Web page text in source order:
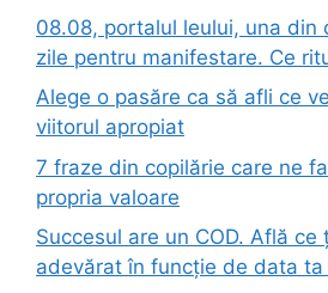
08.08, portalul leului, una din
zile pentru manifestare. Ce
Alege o pasăre ca să afli ce
viitorul apropiat
7 fraze din copilărie care ne
propria valoare
Succesul are un COD. Află
adevărat în funcție de data